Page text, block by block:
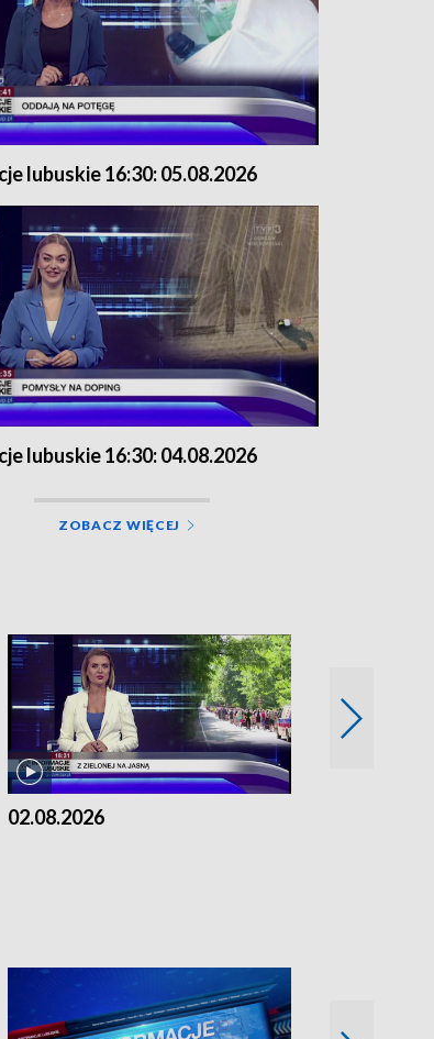
lubuskie 16:30: 05.08.2026
lubuskie 16:30: 04.08.2026
ZOBACZ WIĘCEJ
02.08.2026